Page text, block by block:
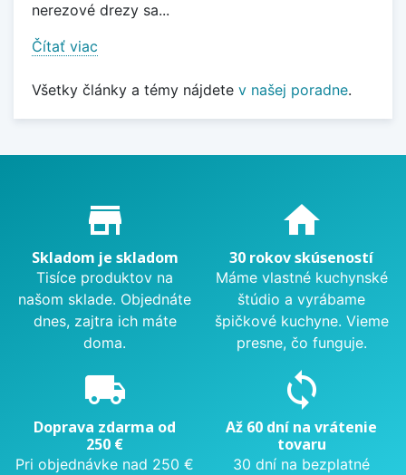
nerezové drezy sa...
Čítať viac
Všetky články a témy nájdete v našej poradne.
Proč nakupovat u nás?
store_mall_directory
Skladom je skladom
Tisíce produktov na
našom sklade. Objednáte
dnes, zajtra ich máte
doma.
home
30 rokov skúseností
Máme vlastné kuchynské
štúdio a vyrábame
špičkové kuchyne. Vieme
presne, čo funguje.
local_shipping
Doprava zdarma od
250 €
Pri objednávke nad 250 €
sync
Až 60 dní na vrátenie
tovaru
30 dní na bezplatné